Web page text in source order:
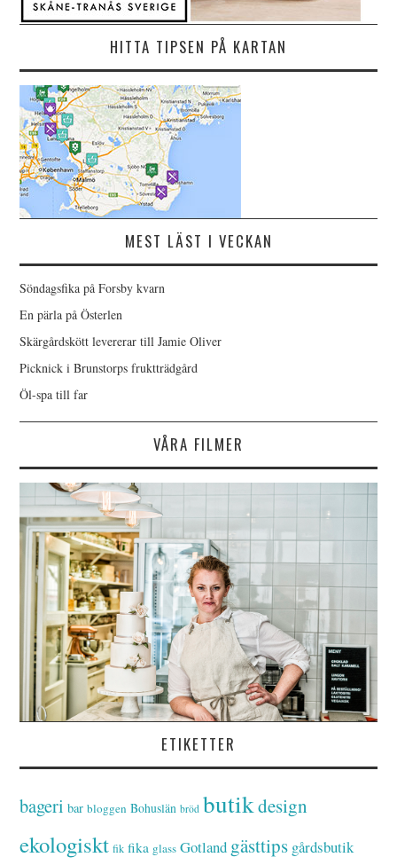
HITTA TIPSEN PÅ KARTAN
MEST LÄST I VECKAN
Söndagsfika på Forsby kvarn
En pärla på Österlen
Skärgårdskött levererar till Jamie Oliver
Picknick i Brunstorps fruktträdgård
Öl-spa till far
VÅRA FILMER
ETIKETTER
bageri bar bloggen Bohuslän bröd butikdesign
ekologiskt fik fika glass Gotland gästtips gårdsbutik